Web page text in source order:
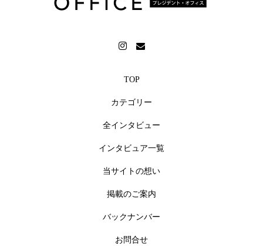
TOP
カテゴリー
全インタビュー
インタビュア一覧
当サイトの想い
掲載のご案内
バックナンバー
お問合せ